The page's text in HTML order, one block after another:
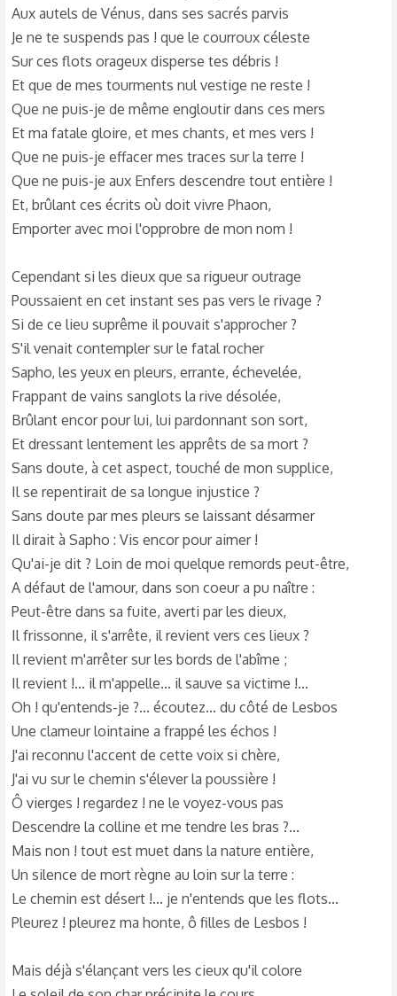
Aux autels de Vénus, dans ses sacrés parvis
Je ne te suspends pas ! que le courroux céleste
Sur ces flots orageux disperse tes débris !
Et que de mes tourments nul vestige ne reste !
Que ne puis-je de même engloutir dans ces mers
Et ma fatale gloire, et mes chants, et mes vers !
Que ne puis-je effacer mes traces sur la terre !
Que ne puis-je aux Enfers descendre tout entière !
Et, brûlant ces écrits où doit vivre Phaon,
Emporter avec moi l'opprobre de mon nom !
Cependant si les dieux que sa rigueur outrage
Poussaient en cet instant ses pas vers le rivage ?
Si de ce lieu suprême il pouvait s'approcher ?
S'il venait contempler sur le fatal rocher
Sapho, les yeux en pleurs, errante, échevelée,
Frappant de vains sanglots la rive désolée,
Brûlant encor pour lui, lui pardonnant son sort,
Et dressant lentement les apprêts de sa mort ?
Sans doute, à cet aspect, touché de mon supplice,
Il se repentirait de sa longue injustice ?
Sans doute par mes pleurs se laissant désarmer
Il dirait à Sapho : Vis encor pour aimer !
Qu'ai-je dit ? Loin de moi quelque remords peut-être,
A défaut de l'amour, dans son coeur a pu naître :
Peut-être dans sa fuite, averti par les dieux,
Il frissonne, il s'arrête, il revient vers ces lieux ?
Il revient m'arrêter sur les bords de l'abîme ;
Il revient !... il m'appelle... il sauve sa victime !...
Oh ! qu'entends-je ?... écoutez... du côté de Lesbos
Une clameur lointaine a frappé les échos !
J'ai reconnu l'accent de cette voix si chère,
J'ai vu sur le chemin s'élever la poussière !
Ô vierges ! regardez ! ne le voyez-vous pas
Descendre la colline et me tendre les bras ?...
Mais non ! tout est muet dans la nature entière,
Un silence de mort règne au loin sur la terre :
Le chemin est désert !... je n'entends que les flots...
Pleurez ! pleurez ma honte, ô filles de Lesbos !
Mais déjà s'élançant vers les cieux qu'il colore